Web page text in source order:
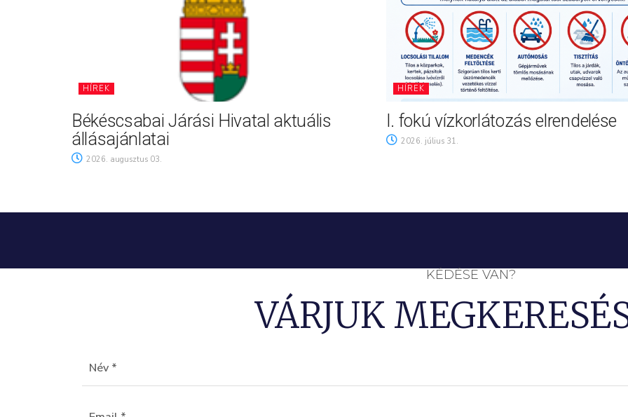
HÍREK
Békéscsabai Járási Hivatal aktuális
állásajánlatai
2026. augusztus 03.
HÍREK
I. fokú vízkorlátozás elrendelése
2026. július 31.
KÉDÉSE VAN?
VÁRJUK